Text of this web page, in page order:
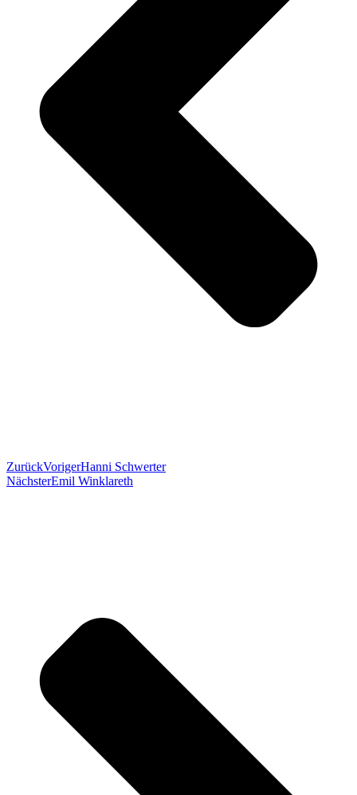
ZurückVorigerHanni Schwerter
NächsterEmil Winklareth